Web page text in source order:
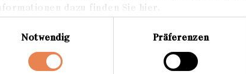
dazu finden Sie hier.
Notwendig
Präferenzen